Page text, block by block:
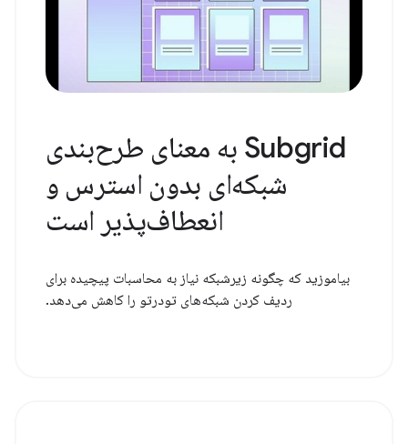
Subgrid به معنای طرح‌بندی
شبکه‌ای بدون استرس و
انعطاف‌پذیر است
بیاموزید که چگونه زیرشبکه نیاز به محاسبات پیچیده برای
ردیف کردن شبکه‌های تودرتو را کاهش می‌دهد.